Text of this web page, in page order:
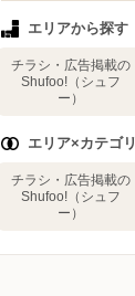
エリアから探す
チラシ・広告掲載の
Shufoo!（シュフ
ー）
エリア×カテゴ
チラシ・広告掲載の
Shufoo!（シュフ
ー）